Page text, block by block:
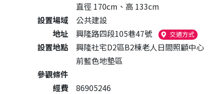
直徑 170cm、高 133cm
設置場域
公共建設
地址
興隆路四段105巷47號 交通方式（另開
設置地點
興隆社宅D2區B2棟老人日間照顧中心
前藍色地墊區
參觀條件
經費
86905246